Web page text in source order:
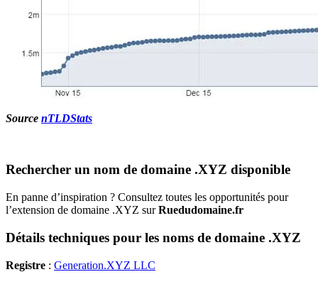
Source nTLDStats
Rechercher un nom de domaine .XYZ disponible
En panne d’inspiration ? Consultez toutes les opportunités pour
l’extension de domaine .XYZ surRuedudomaine.fr
Détails techniques pour les noms de domaine .XYZ
Registre : Generation.XYZ LLC